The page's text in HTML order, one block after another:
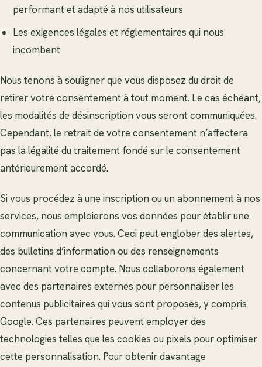
performant et adapté à nos utilisateurs
Les exigences légales et réglementaires qui nous
incombent
Nous tenons à souligner que vous disposez du droit de
retirer votre consentement à tout moment. Le cas échéant,
les modalités de désinscription vous seront communiquées.
Cependant, le retrait de votre consentement n’affectera
pas la légalité du traitement fondé sur le consentement
antérieurement accordé.
Si vous procédez à une inscription ou un abonnement à nos
services, nous emploierons vos données pour établir une
communication avec vous. Ceci peut englober des alertes,
des bulletins d’information ou des renseignements
concernant votre compte. Nous collaborons également
avec des partenaires externes pour personnaliser les
contenus publicitaires qui vous sont proposés, y compris
Google. Ces partenaires peuvent employer des
technologies telles que les cookies ou pixels pour optimiser
cette personnalisation. Pour obtenir davantage